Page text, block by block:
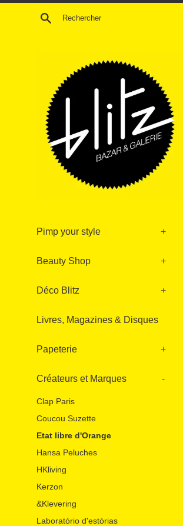
Passer
Recherche
Pimp your style +
Beauty Shop +
Déco Blitz +
Livres, Magazines & Disques
Papeterie +
Créateurs et Marques -
Clap Paris
Coucou Suzette
Etat libre d'Orange
Hansa Peluches
HKliving
Kerzon
&Klevering
Laboratório d'estórias